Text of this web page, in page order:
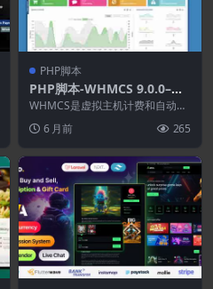
PHP脚本
PHP脚本-WHMCS 9.0.0–虚
拟主机计费和自动化平台
WHMCS是虚拟主机计费和自动化
今天开始网络托管业...
6 月前 265